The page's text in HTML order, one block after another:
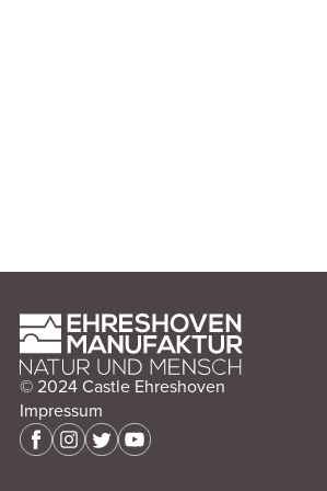
© 2024 Castle Ehreshoven
Impressum